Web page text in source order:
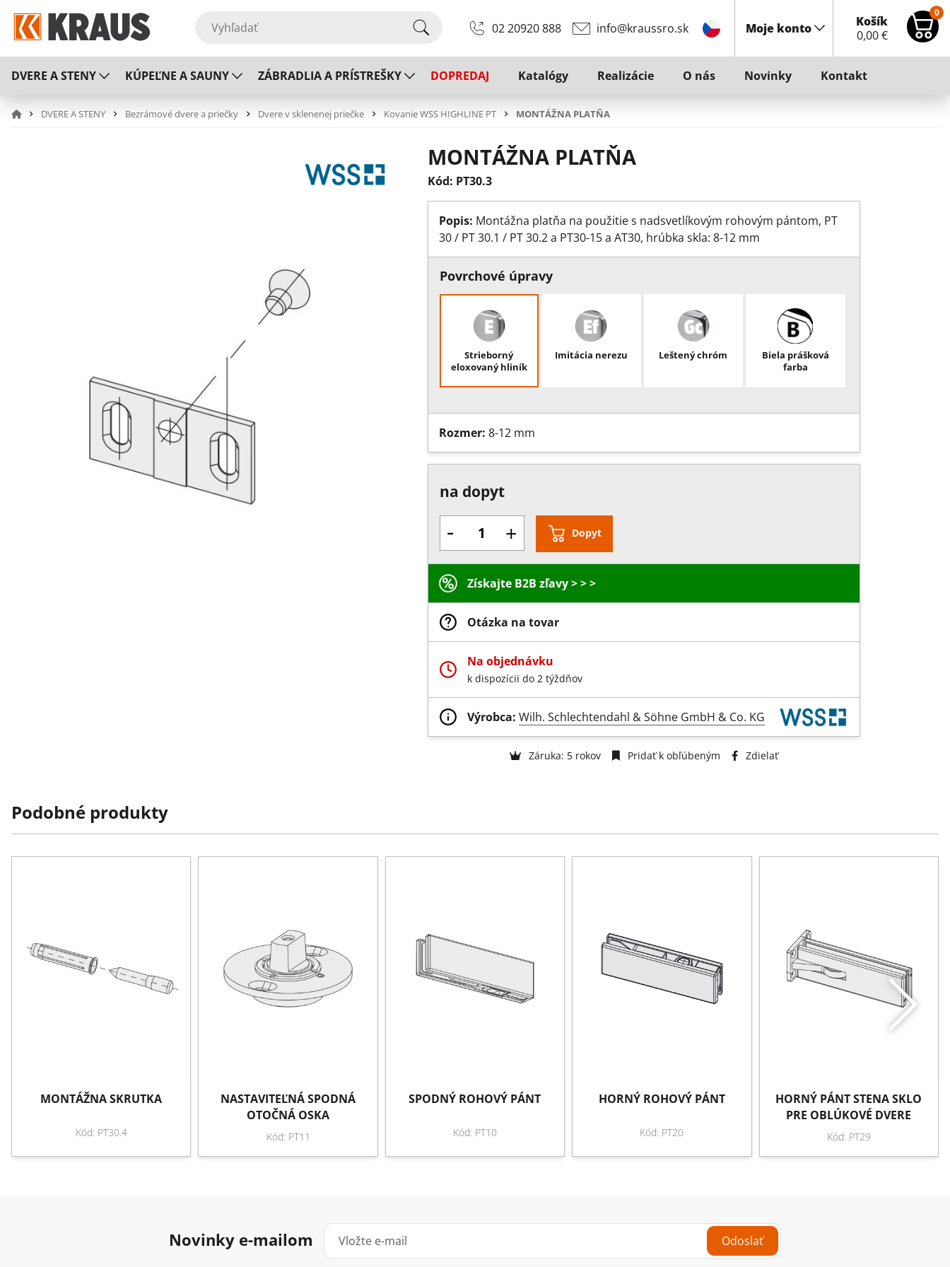
02 20920 888 info@kraussro.sk Moje konto
Košík
0,00€
0
DVERE A STENY KÚPEĽNE A SAUNY ZÁBRADLIA A PRÍSTREŠKY DOPREDAJ Katalógy Realizácie O nás Novinky Kontakt
DVERE A STENY Bezrámové dvere a priečky Dvere v sklenenej priečke Kovanie WSS HIGHLINE PT MONTÁŽNA PLATŇA
MONTÁŽNA PLATŇA
Kód: PT30.3
Popis: Montážna platňa na použitie s nadsvetlíkovým rohovým pántom, PT
30 / PT 30.1 / PT 30.2 a PT30-15 a AT30, hrúbka skla: 8-12 mm
Povrchové úpravy
Strieborný
eloxovaný hliník
Imitácia nerezu Leštený chróm
Biela prášková
farba
Rozmer: 8-12 mm
na dopyt
- + Dopyt
Získajte B2B zľavy > > >
Otázka na tovar
Na objednávku
k dispozícii do 2 týždňov
Výrobca: Wilh. Schlechtendahl & Söhne GmbH & Co. KG
Záruka: 5 rokov Pridať k obľúbeným Zdielať
Podobné produkty
MONTÁŽNA SKRUTKA
Kód: PT30.4
NASTAVITEĽNÁ SPODNÁ
OTOČNÁ OSKA
Kód: PT11
SPODNÝ ROHOVÝ PÁNT
Kód: PT10
HORNÝ ROHOVÝ PÁNT
Kód: PT20
HORNÝ PÁNT STENA SKLO
PRE OBLÚKOVÉ DVERE
Kód: PT29
Novinky e-mailom Odoslať